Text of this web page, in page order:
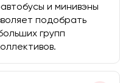
и минивэны
подобрать
групп